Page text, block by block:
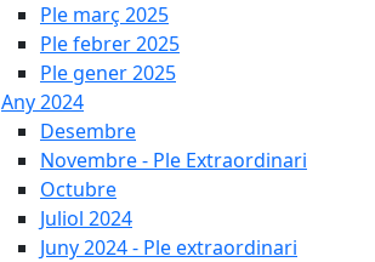
Ple març 2025
Ple febrer 2025
Ple gener 2025
Any 2024
Desembre
Novembre - Ple Extraordinari
Octubre
Juliol 2024
Juny 2024 - Ple extraordinari